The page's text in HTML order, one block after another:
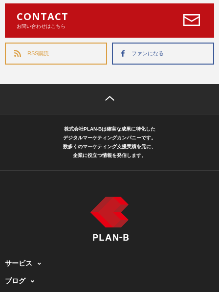
CONTACT
お問い合わせはこちら
RSS購読 ファンになる
株式会社PLAN-Bは確実な成果に特化した
デジタルマーケティングカンパニーです。
数多くのマーケティング支援実績を元に、
企業に役立つ情報を発信します。
サービス
ブログ